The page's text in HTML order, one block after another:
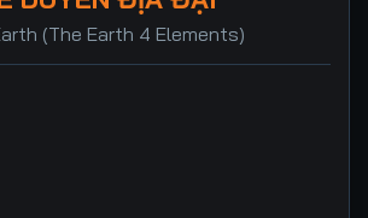
(The Earth 4 Elements)